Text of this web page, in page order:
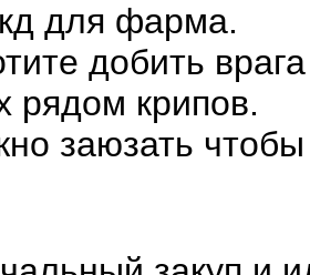
для фарма.
добить
рядом крипов.
заюзать чтобы